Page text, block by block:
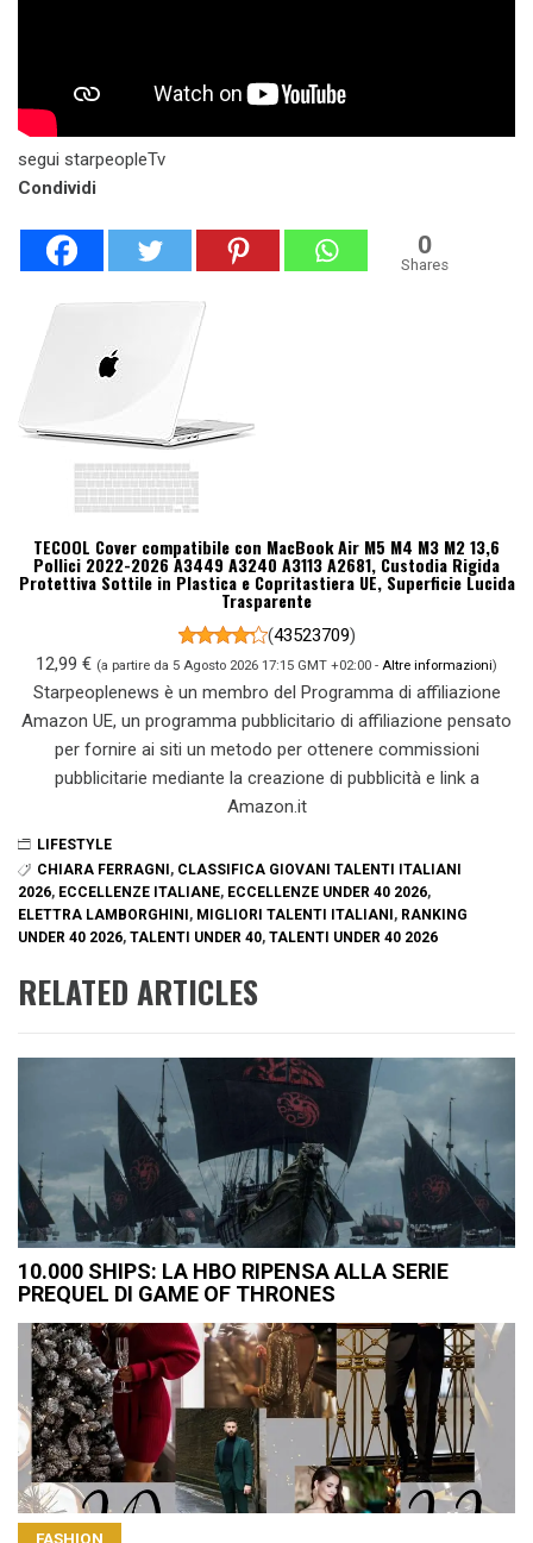
segui starpeopleTv
Condividi
0
Shares
TECOOL Cover compatibile con MacBook Air M5 M4 M3 M2 13,6
Pollici 2022-2026 A3449 A3240 A3113 A2681, Custodia Rigida
Protettiva Sottile in Plastica e Copritastiera UE, Superficie Lucida
Trasparente
(43523709)
12,99 € (a partire da 5 Agosto 2026 17:15 GMT +02:00 - Altre informazioni)
Starpeoplenews è un membro del Programma di affiliazione
Amazon UE, un programma pubblicitario di affiliazione pensato
per fornire ai siti un metodo per ottenere commissioni
pubblicitarie mediante la creazione di pubblicità e link a
Amazon.it
LIFESTYLE
CHIARA FERRAGNI, CLASSIFICA GIOVANI TALENTI ITALIANI
2026, ECCELLENZE ITALIANE, ECCELLENZE UNDER 40 2026,
ELETTRA LAMBORGHINI , MIGLIORI TALENTI ITALIANI , RANKING
UNDER 40 2026, TALENTI UNDER 40, TALENTI UNDER 40 2026
RELATED ARTICLES
10.000 SHIPS: LA HBO RIPENSA ALLA SERIE
PREQUEL DI GAME OF THRONES
FASHION